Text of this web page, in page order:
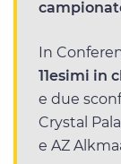
In
11esimi in
e due
Crystal
e AZ